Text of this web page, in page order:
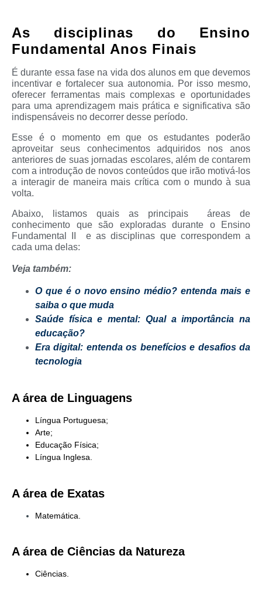
As disciplinas do Ensino
Fundamental Anos Finais
É durante essa fase na vida dos alunos em que devemos
incentivar e fortalecer sua autonomia. Por isso mesmo,
oferecer ferramentas mais complexas e oportunidades
para uma aprendizagem mais prática e significativa são
indispensáveis no decorrer desse período.
Esse é o momento em que os estudantes poderão
aproveitar seus conhecimentos adquiridos nos anos
anteriores de suas jornadas escolares, além de contarem
com a introdução de novos conteúdos que irão motivá-los
a interagir de maneira mais crítica com o mundo à sua
volta.
Abaixo, listamos quais as principais áreas de
conhecimento que são exploradas durante o Ensino
Fundamental II e as disciplinas que correspondem a
cada uma delas:
Veja também:
O que é o novo ensino médio? entenda mais e
saiba o que muda
Saúde física e mental: Qual a importância na
educação?
Era digital: entenda os benefícios e desafios da
tecnologia
A área de Linguagens
Língua Portuguesa;
Arte;
Educação Física;
Língua Inglesa.
A área de Exatas
Matemática.
A área de Ciências da Natureza
Ciências.